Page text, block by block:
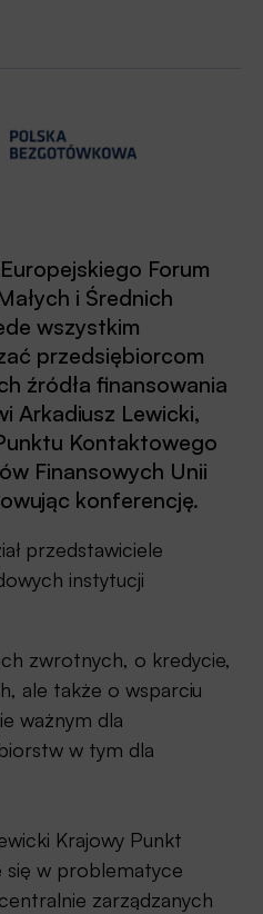
Forum
i Średnich
wszystkim
przedsiębiorcom
źródła finansowania
Arkadiusz Lewicki,
Kontaktowego
Finansowych Unii
konferencję.
przedstawiciele
instytucji
zwrotnych, o kredycie,
ale także o wsparciu
ważnym dla
w tym dla
Krajowy Punkt
się w problematyce
zarządzanych